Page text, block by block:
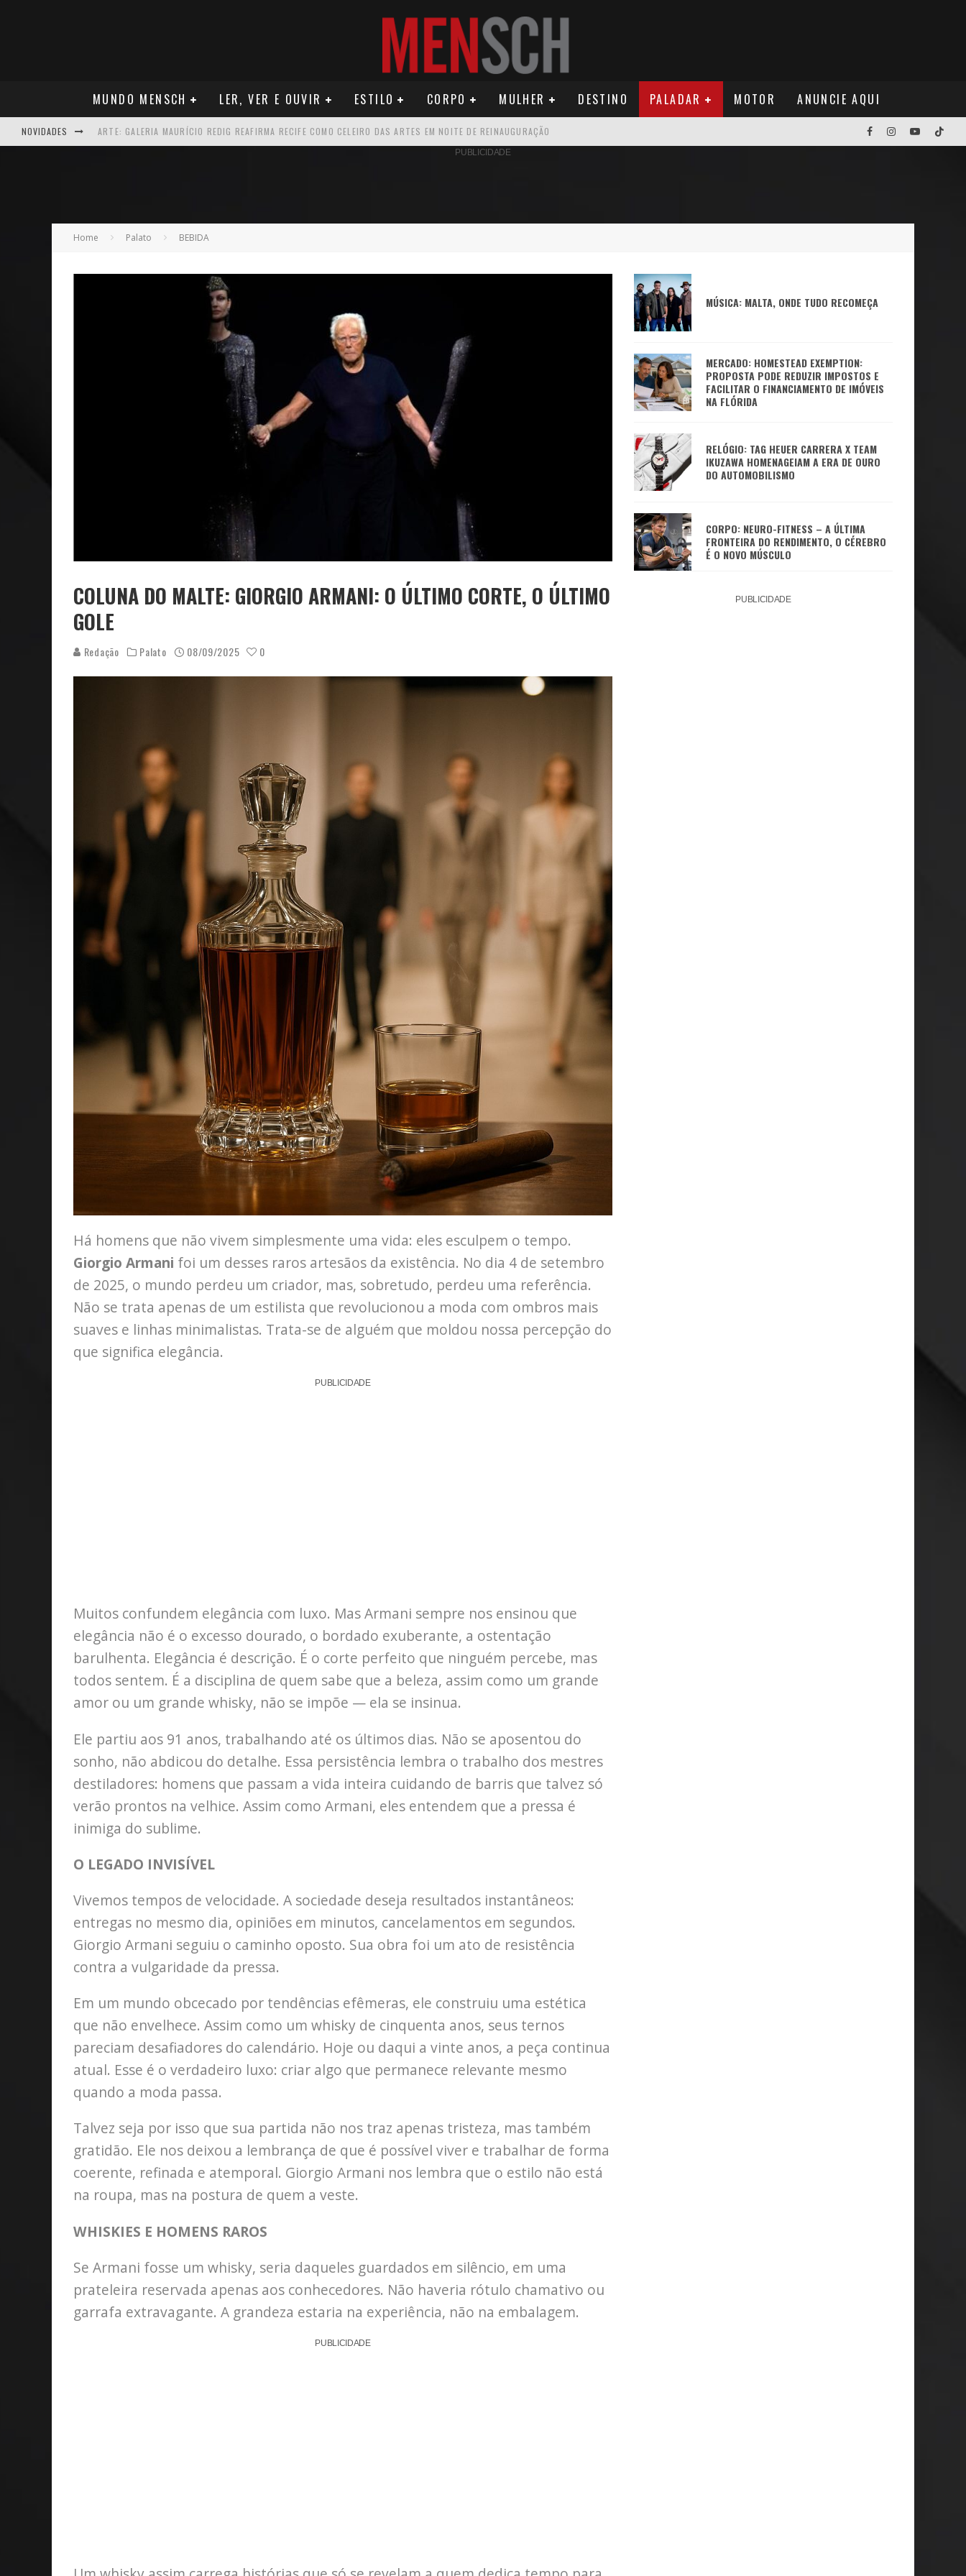
MUNDO MENSCH LER, VER E OUVIR ESTILO CORPO MULHER DESTINO PALADAR MOTOR ANUNCIE AQUI
NOVIDADES NEGÓCIOS: MUDANÇA NAS REGRAS DO SEGURO DE SAÚDE PODE AUMENTAR CUSTOS PARA MILHARES DE BRASILEIROS QUE VIVEM NOS EUA
CAPA: O SUCESSO DE JOÃO VICTOR GONÇALVES COM SEU MAU MAU EM 'QUEM AMA CUIDA'
VER: CINCO DICAS DO QUE ASSISTIR NO STREAMING
NEGÓCIOS: FÁBIO RUA, VICE-PRESIDENTE DA GM NA AMÉRICA DO SUL E SEU LEGADO
ARTE: GALERIA MAURÍCIO REDIG REAFIRMA RECIFE COMO CELEIRO DAS ARTES EM NOITE DE REINAUGURAÇÃO
PUBLICIDADE
Home Palato BEBIDA
COLUNA DO MALTE: GIORGIO ARMANI: O ÚLTIMO CORTE, O ÚLTIMO
GOLE
Redação Palato 08/09/2025 0
Há homens que não vivem simplesmente uma vida: eles esculpem o tempo.
Giorgio Armani foi um desses raros artesãos da existência. No dia 4 de setembro
de 2025, o mundo perdeu um criador, mas, sobretudo, perdeu uma referência.
Não se trata apenas de um estilista que revolucionou a moda com ombros mais
suaves e linhas minimalistas. Trata-se de alguém que moldou nossa percepção do
que significa elegância.
PUBLICIDADE
Muitos confundem elegância com luxo. Mas Armani sempre nos ensinou que
elegância não é o excesso dourado, o bordado exuberante, a ostentação
barulhenta. Elegância é descrição. É o corte perfeito que ninguém percebe, mas
todos sentem. É a disciplina de quem sabe que a beleza, assim como um grande
amor ou um grande whisky, não se impõe — ela se insinua.
Ele partiu aos 91 anos, trabalhando até os últimos dias. Não se aposentou do
sonho, não abdicou do detalhe. Essa persistência lembra o trabalho dos mestres
destiladores: homens que passam a vida inteira cuidando de barris que talvez só
verão prontos na velhice. Assim como Armani, eles entendem que a pressa é
inimiga do sublime.
O LEGADO INVISÍVEL
Vivemos tempos de velocidade. A sociedade deseja resultados instantâneos:
entregas no mesmo dia, opiniões em minutos, cancelamentos em segundos.
Giorgio Armani seguiu o caminho oposto. Sua obra foi um ato de resistência
contra a vulgaridade da pressa.
Em um mundo obcecado por tendências efêmeras, ele construiu uma estética
que não envelhece. Assim como um whisky de cinquenta anos, seus ternos
pareciam desafiadores do calendário. Hoje ou daqui a vinte anos, a peça continua
atual. Esse é o verdadeiro luxo: criar algo que permanece relevante mesmo
quando a moda passa.
Talvez seja por isso que sua partida não nos traz apenas tristeza, mas também
gratidão. Ele nos deixou a lembrança de que é possível viver e trabalhar de forma
coerente, refinada e atemporal. Giorgio Armani nos lembra que o estilo não está
na roupa, mas na postura de quem a veste.
WHISKIES E HOMENS RAROS
Se Armani fosse um whisky, seria daqueles guardados em silêncio, em uma
prateleira reservada apenas aos conhecedores. Não haveria rótulo chamativo ou
garrafa extravagante. A grandeza estaria na experiência, não na embalagem.
PUBLICIDADE
MÚSICA: MALTA, ONDE TUDO RECOMEÇA
MERCADO: HOMESTEAD EXEMPTION:
PROPOSTA PODE REDUZIR IMPOSTOS E
FACILITAR O FINANCIAMENTO DE IMÓVEIS
NA FLÓRIDA
RELÓGIO: TAG HEUER CARRERA X TEAM
IKUZAWA HOMENAGEIAM A ERA DE OURO
DO AUTOMOBILISMO
CORPO: NEURO-FITNESS – A ÚLTIMA
FRONTEIRA DO RENDIMENTO, O CÉREBRO
É O NOVO MÚSCULO
PUBLICIDADE